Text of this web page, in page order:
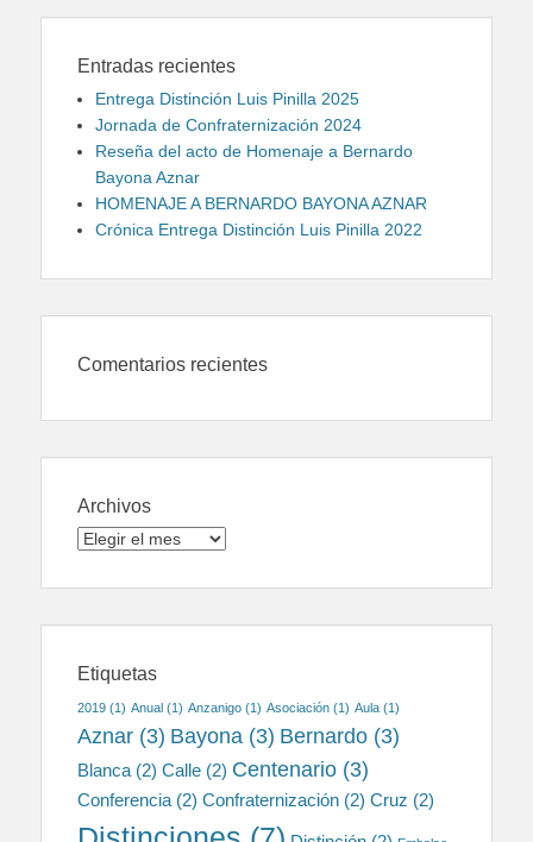
Entradas recientes
Entrega Distinción Luis Pinilla 2025
Jornada de Confraternización 2024
Reseña del acto de Homenaje a Bernardo
Bayona Aznar
HOMENAJE A BERNARDO BAYONA AZNAR
Crónica Entrega Distinción Luis Pinilla 2022
Comentarios recientes
Archivos
Archivos
Etiquetas
2019 (1) Anual (1) Anzanigo (1) Asociación (1) Aula (1)
Aznar (3) Bayona (3) Bernardo (3)
Blanca (2) Calle (2) Centenario (3)
Conferencia (2) Confraternización (2) Cruz (2)